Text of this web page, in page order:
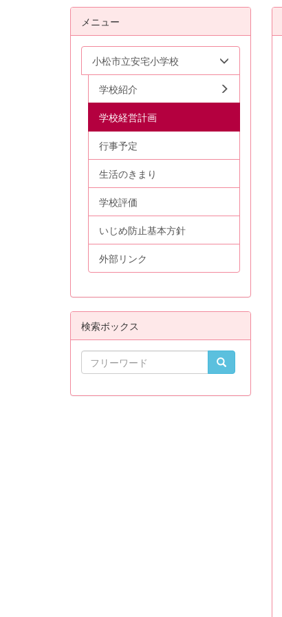
メニュー
小松市立安宅小学校
学校紹介
学校経営計画
行事予定
生活のきまり
学校評価
いじめ防止基本方針
外部リンク
検索ボックス